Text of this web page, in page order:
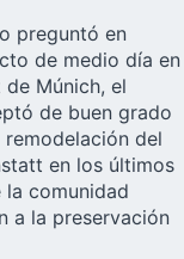
preguntó en
de medio día en
Múnich, el
de buen grado
del
en los últimos
la comunidad
a la preservación